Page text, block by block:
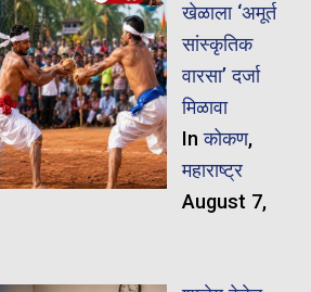
खेळाला ‘अमूर्त
सांस्कृतिक
वारसा’ दर्जा
मिळावा
Inकोकण,
महाराष्ट्र
August 7,